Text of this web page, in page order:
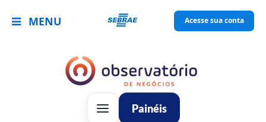
MENU Acesse sua conta
Painéis